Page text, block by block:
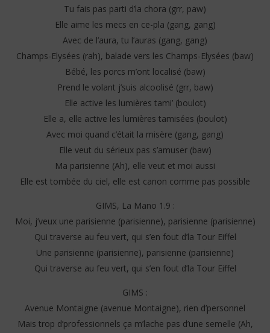
Tu fais pas parti d’la chora (grr, paw)
Elle aime les mecs en ce-pla (gang, gang)
Avec de l’aura, tu l’auras (gang, gang)
Champs-Elysées (rah), balade vers les Champs-Elysées (baw)
Bébé, les porcs m’ont localisé (baw)
Prend le volant j’suis alcoolisé (grr, baw)
Elle active les lumières tami’ (boulot)
Elle a, elle active les lumières tamisées (boulot)
Avec moi quand c’était la misère (gang, gang)
Elle veut du sérieux pas s’amuser (baw)
Ma parisienne (Ah), elle veut et moi aussi
Elle est tombée du ciel, elle est canon comme pas possible
GIMS, La Mano 1.9 :
Moi, j’veux une parisienne (parisienne), parisienne (parisienne)
Qui traverse au feu vert, qui s’en fout d’la Tour Eiffel
Une parisienne (parisienne), parisienne (parisienne)
Qui traverse au feu vert, qui s’en fout d’la Tour Eiffel
GIMS :
Avenue Montaigne (avenue Montaigne), rien d’personnel
Mais trop d’professionnels ça m’lache pas d’une semelle (Ah,